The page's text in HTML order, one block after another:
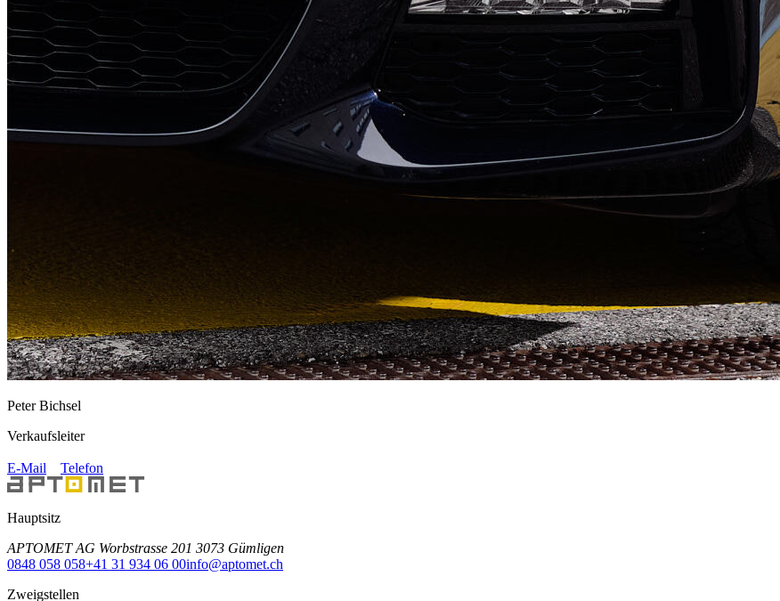
Peter Bichsel
Verkaufsleiter
E-Mail Telefon
Hauptsitz
APTOMET AG Worbstrasse 201 3073 Gümligen
0848 058 058+41 31 934 06 00info@aptomet.ch
Zweigstellen